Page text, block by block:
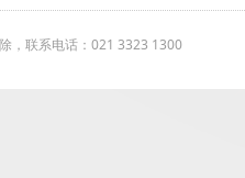
，联系电话：021 3323 1300